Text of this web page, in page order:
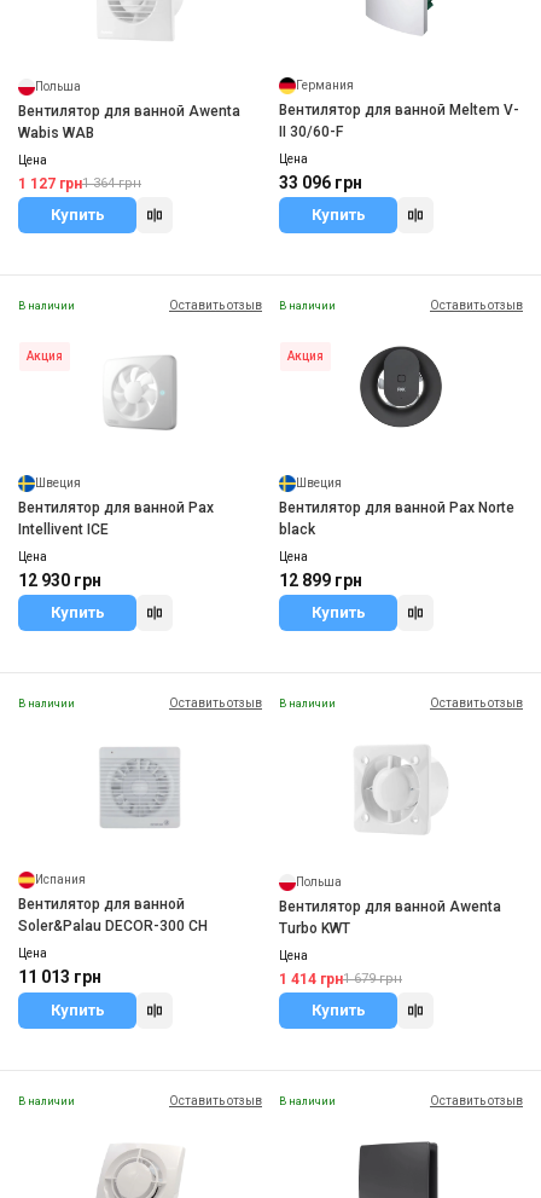
Польша
Вентилятор для ванной Awenta
Wabis WAB
Цена
1 127 грн1 364 грн
Купить
Германия
Вентилятор для ванной Meltem V-
II 30/60-F
Цена
33 096 грн
Купить
В наличии Оставить отзыв
Акция
Швеция
Вентилятор для ванной Pax
Intellivent ICE
Цена
12 930 грн
Купить
В наличии Оставить отзыв
Акция
Швеция
Вентилятор для ванной Pax Norte
black
Цена
12 899 грн
Купить
В наличии Оставить отзыв
Испания
Вентилятор для ванной
Soler&Palau DECOR-300 CH
Цена
11 013 грн
Купить
В наличии Оставить отзыв
Польша
Вентилятор для ванной Awenta
Turbo KWT
Цена
1 414 грн1 679 грн
Купить
В наличии Оставить отзыв В наличии Оставить отзыв